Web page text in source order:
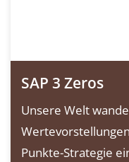
SAP 3 Zeros
Unsere Welt
Punkte-Strategie